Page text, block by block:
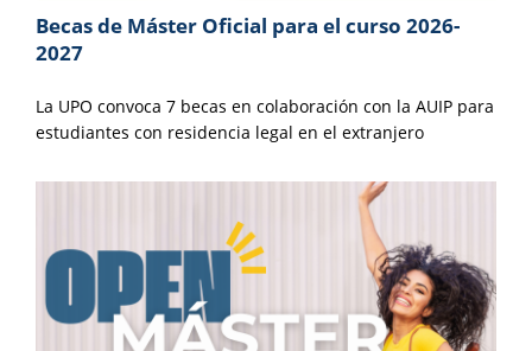
Becas de Máster Oficial para el curso 2026-
2027
La UPO convoca 7 becas en colaboración con la AUIP para
estudiantes con residencia legal en el extranjero